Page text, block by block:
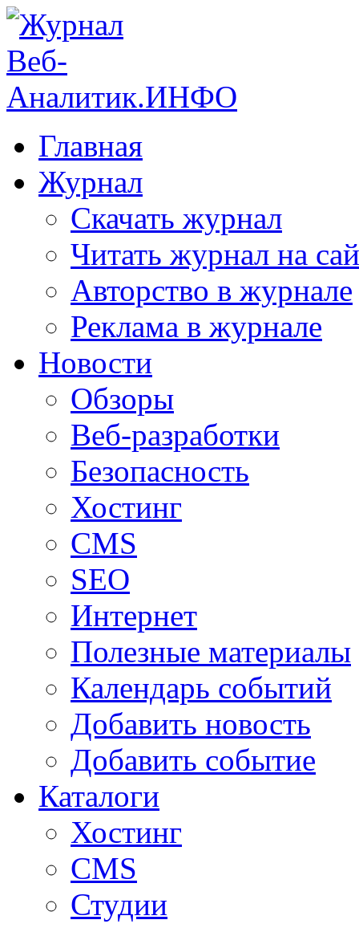
Главная
Журнал
Скачать журнал
Читать журнал на
Авторство в журнале
Реклама в журнале
Новости
Обзоры
Веб-разработки
Безопасность
Хостинг
CMS
SEO
Интернет
Полезные материалы
Календарь событий
Добавить новость
Добавить событие
Каталоги
Хостинг
CMS
Студии